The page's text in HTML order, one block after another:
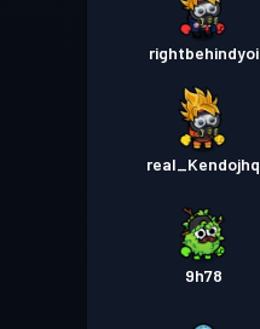
rightbehindyoi
real_Kendojhq
9h78